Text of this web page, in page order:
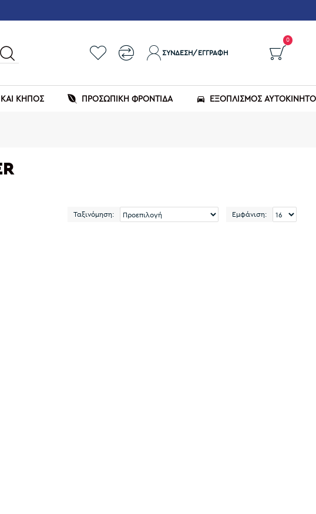
ΣΎΝΔΕΣΗ/ΕΓΓΡΑΦΉ
0
ΚΑΙ ΚΗΠΟΣ ΠΡΟΣΩΠΙΚΗ ΦΡΟΝΤΙΔΑ ΕΞΟΠΛΙΣΜΌΣ
Ταξινόμηση: Εμφάνιση: